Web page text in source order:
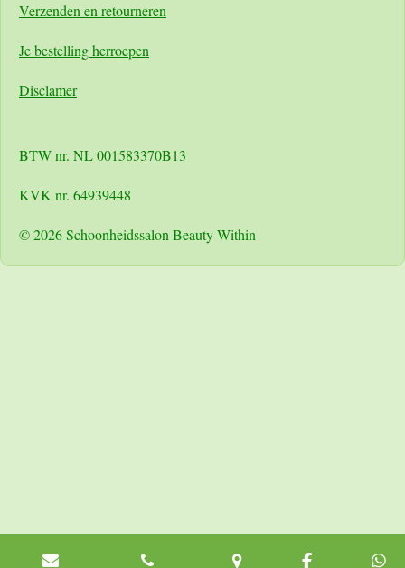
Verzenden en retourneren
Je bestelling herroepen
Disclamer
BTW nr. NL 001583370B13
KVK nr. 64939448
© 2026 Schoonheidssalon Beauty Within